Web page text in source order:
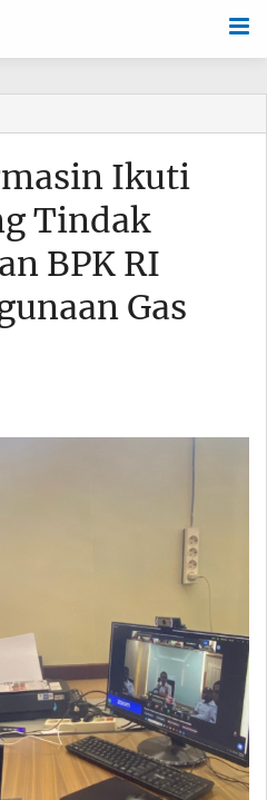
Ikuti
Tindak
BPK RI
Gas